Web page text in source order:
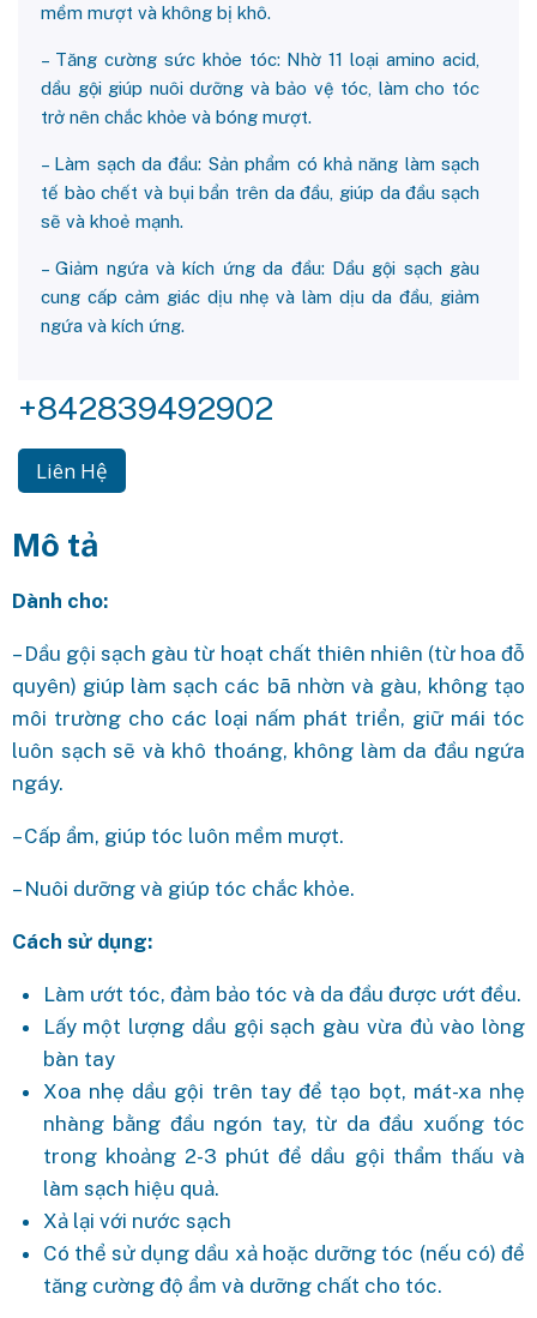
mềm mượt và không bị khô.
– Tăng cường sức khỏe tóc: Nhờ 11 loại amino acid,
dầu gội giúp nuôi dưỡng và bảo vệ tóc, làm cho tóc
trở nên chắc khỏe và bóng mượt.
– Làm sạch da đầu: Sản phẩm có khả năng làm sạch
tế bào chết và bụi bẩn trên da đầu, giúp da đầu sạch
sẽ và khoẻ mạnh.
– Giảm ngứa và kích ứng da đầu: Dầu gội sạch gàu
cung cấp cảm giác dịu nhẹ và làm dịu da đầu, giảm
ngứa và kích ứng.
+842839492902
Liên Hệ
Mô tả
Dành cho:
– Dầu gội sạch gàu từ hoạt chất thiên nhiên (từ hoa đỗ
quyên) giúp làm sạch các bã nhờn và gàu, không tạo
môi trường cho các loại nấm phát triển, giữ mái tóc
luôn sạch sẽ và khô thoáng, không làm da đầu ngứa
ngáy.
– Cấp ẩm, giúp tóc luôn mềm mượt.
– Nuôi dưỡng và giúp tóc chắc khỏe.
Cách sử dụng:
Làm ướt tóc, đảm bảo tóc và da đầu được ướt đều.
Lấy một lượng dầu gội sạch gàu vừa đủ vào lòng
bàn tay
Xoa nhẹ dầu gội trên tay để tạo bọt, mát-xa nhẹ
nhàng bằng đầu ngón tay, từ da đầu xuống tóc
trong khoảng 2-3 phút để dầu gội thẩm thấu và
làm sạch hiệu quả.
Xả lại với nước sạch
Có thể sử dụng dầu xả hoặc dưỡng tóc (nếu có) để
tăng cường độ ẩm và dưỡng chất cho tóc.